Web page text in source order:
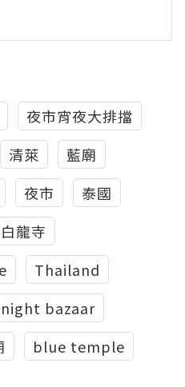
夜市宵夜大排擋
清萊
藍廟
夜市
泰國
白龍寺
Thailand
night bazaar
blue temple